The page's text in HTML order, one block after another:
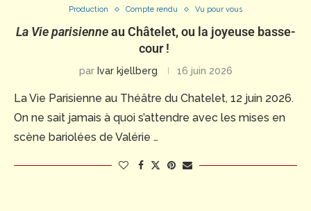
Production Compte rendu Vu pour vous
La Vie parisienneau Châtelet, ou la joyeuse basse-
cour !
par Ivar kjellberg 16 juin 2026
La Vie Parisienne au Théâtre du Chatelet, 12 juin 2026.
On ne sait jamais à quoi s’attendre avec les mises en
scène bariolées de Valérie …